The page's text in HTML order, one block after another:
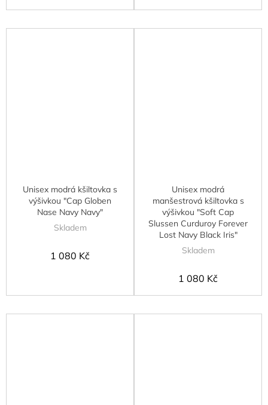
Unisex modrá kšiltovka s
výšivkou "Cap Globen
Nase Navy Navy"
Skladem
1 080 Kč
Unisex modrá
manšestrová kšiltovka s
výšivkou "Soft Cap
Slussen Curduroy Forever
Lost Navy Black Iris"
Skladem
1 080 Kč